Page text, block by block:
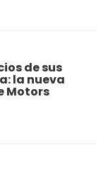
de sus
la nueva
Motors